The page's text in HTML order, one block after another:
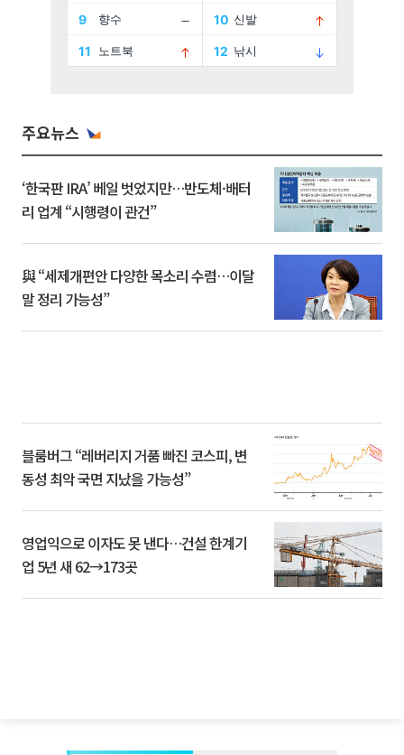
주요뉴스
‘한국판 IRA’ 베일 벗었지만…반도체·배터
리 업계 “시행령이 관건”
與 “세제개편안 다양한 목소리 수렴…이달
말 정리 가능성”
블룸버그 “레버리지 거품 빠진 코스피, 변
동성 최악 국면 지났을 가능성”
영업익으로 이자도 못 낸다…건설 한계기
업 5년 새 62→173곳